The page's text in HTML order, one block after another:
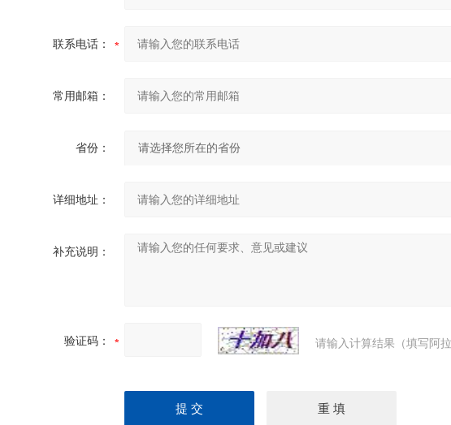
联系电话：
常用邮箱：
省份：
详细地址：
补充说明：
验证码： 请输入计算结果（填写阿